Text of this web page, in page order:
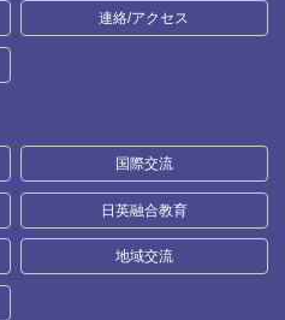
連絡/アクセス
国際交流
日英融合教育
地域交流